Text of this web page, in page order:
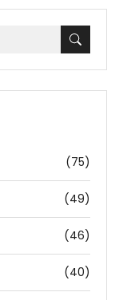
(75)
(49)
(46)
(40)